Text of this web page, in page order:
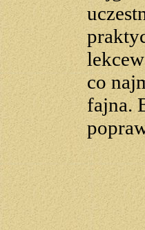
co
fajna.